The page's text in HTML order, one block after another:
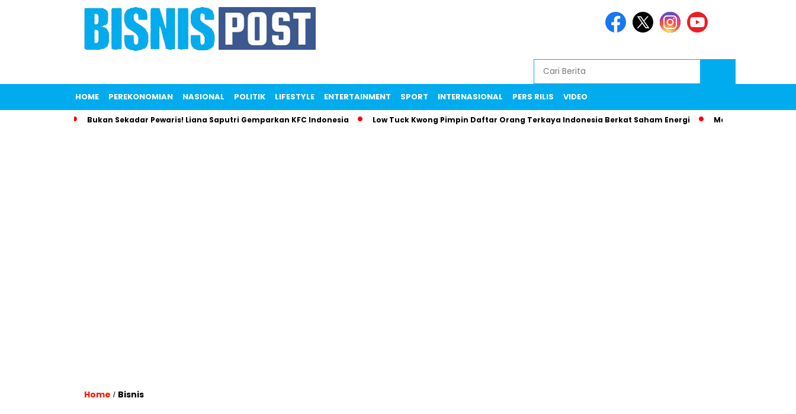
HOME PEREKONOMIAN NASIONAL POLITIK LIFESTYLE ENTERTAINMENT SPORT INTERNASIONAL PERS RILIS VIDEO
Bukan Sekadar Pewaris! Liana Saputri Gemparkan KFC Indonesia Low Tuck Kwong Pimpin Daftar Orang Terkaya Indonesia Berkat Saham Energi Menteri Maman
Home / Bisnis